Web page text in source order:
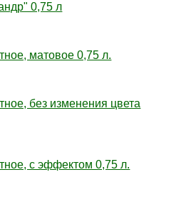
0,75 л
матовое 0,75 л.
без изменения цвета
с эффектом 0,75 л.